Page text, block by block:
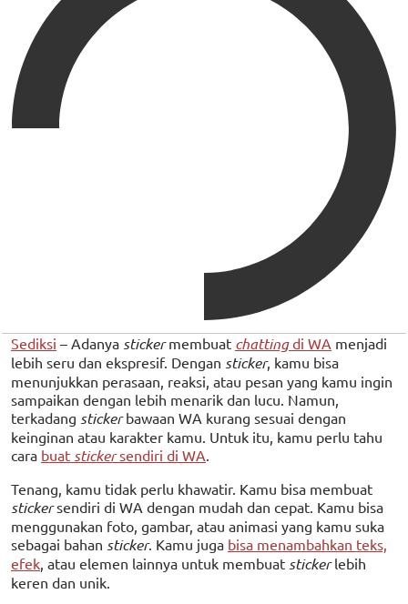
Sediksi – Adanya stickermembuat chattingdi WA menjadi
lebih seru dan ekspresif. Dengan sticker, kamu bisa
menunjukkan perasaan, reaksi, atau pesan yang kamu ingin
sampaikan dengan lebih menarik dan lucu. Namun,
terkadang stickerbawaan WA kurang sesuai dengan
keinginan atau karakter kamu. Untuk itu, kamu perlu tahu
cara buat stickersendiri di WA
Tenang, kamu tidak perlu khawatir. Kamu bisa membuat
stickersendiri di WA dengan mudah dan cepat. Kamu bisa
menggunakan foto, gambar, atau animasi yang kamu suka
sebagai bahan sticker. Kamu juga bisa menambahkan teks,
efek , atau elemen lainnya untuk membuat stickerlebih
keren dan unik.